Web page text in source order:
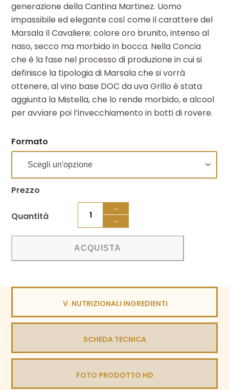
generazione della Cantina Martinez. Uomo
impassibile ed elegante così come il carattere del
Marsala Il Cavaliere: colore oro brunito, intenso al
naso, secco ma morbido in bocca. Nella Concia
che è la fase nel processo di produzione in cui si
definisce la tipologia di Marsala che si vorrà
ottenere, al vino base DOC da uva Grillo è stata
aggiunta la Mistella, che lo rende morbido, e alcool
per avviare poi l’invecchiamento in botti di rovere.
Formato
Prezzo
Cavaliere
-
Marsala
Superiore
2007
Secco
DOC
quantità
ACQUISTA
V. NUTRIZIONALI INGREDIENTI
SCHEDA TECNICA
FOTO PRODOTTO HD